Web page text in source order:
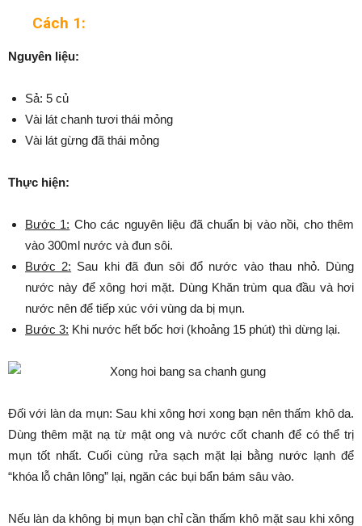
Cách 1:
Nguyên liệu:
Sả: 5 củ
Vài lát chanh tươi thái mỏng
Vài lát gừng đã thái mỏng
Thực hiện:
Bước 1: Cho các nguyên liệu đã chuẩn bị vào nồi, cho thêm
vào 300ml nước và đun sôi.
Bước 2: Sau khi đã đun sôi đổ nước vào thau nhỏ. Dùng
nước này để xông hơi mặt. Dùng Khăn trùm qua đầu và hơi
nước nên để tiếp xúc với vùng da bị mụn.
Bước 3: Khi nước hết bốc hơi (khoảng 15 phút) thì dừng lại.
Đối với làn da mụn: Sau khi xông hơi xong bạn nên thấm khô da.
Dùng thêm mặt nạ từ mật ong và nước cốt chanh để có thể trị
mụn tốt nhất. Cuối cùng rửa sạch mặt lại bằng nước lạnh để
“khóa lỗ chân lông” lại, ngăn các bụi bẩn bám sâu vào.
Nếu làn da không bị mụn bạn chỉ cần thấm khô mặt sau khi xông